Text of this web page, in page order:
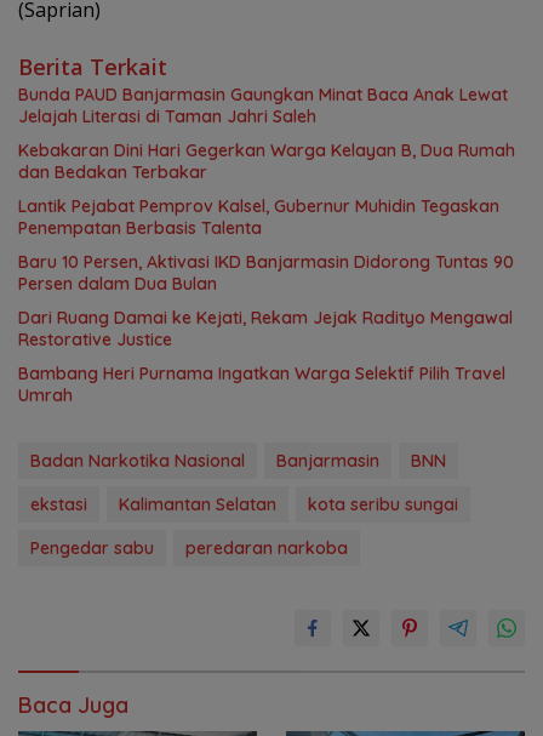
(Saprian)
Berita Terkait
Bunda PAUD Banjarmasin Gaungkan Minat Baca Anak Lewat
Jelajah Literasi di Taman Jahri Saleh
Kebakaran Dini Hari Gegerkan Warga Kelayan B, Dua Rumah
dan Bedakan Terbakar
Lantik Pejabat Pemprov Kalsel, Gubernur Muhidin Tegaskan
Penempatan Berbasis Talenta
Baru 10 Persen, Aktivasi IKD Banjarmasin Didorong Tuntas 90
Persen dalam Dua Bulan
Dari Ruang Damai ke Kejati, Rekam Jejak Radityo Mengawal
Restorative Justice
Bambang Heri Purnama Ingatkan Warga Selektif Pilih Travel
Umrah
Badan Narkotika Nasional Banjarmasin
BNN
ekstasi
Kalimantan Selatan
kota seribu sungai
Pengedar sabu
peredaran narkoba
Baca Juga